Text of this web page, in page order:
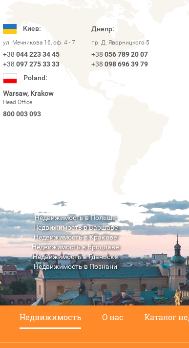
Киев:
ул. Мечникова 16, оф. 4 - 7
+38 044 223 34 45
+38 097 275 33 33
Днепр:
пр. Д. Яворницкого 5
+38 056 789 20 07
+38 098 696 39 79
Poland:
Warsaw, Krakow
Head Office
800 003 093
Недвижимость в Польше
Недвижимость в Варшаве
Недвижимость в Кракове
Недвижимость в Вроцлаве
Недвижимость в Гданьске
Недвижимость в Познани
Недвижимость в Люблине
Недвижимость О нас Каталог